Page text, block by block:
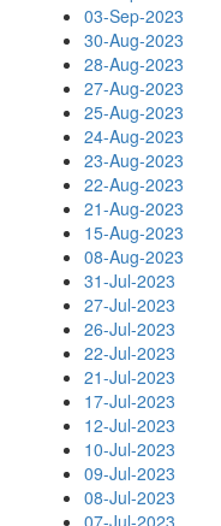
03-Sep-2023
30-Aug-2023
28-Aug-2023
27-Aug-2023
25-Aug-2023
24-Aug-2023
23-Aug-2023
22-Aug-2023
21-Aug-2023
15-Aug-2023
08-Aug-2023
31-Jul-2023
27-Jul-2023
26-Jul-2023
22-Jul-2023
21-Jul-2023
17-Jul-2023
12-Jul-2023
10-Jul-2023
09-Jul-2023
08-Jul-2023
07-Jul-2023